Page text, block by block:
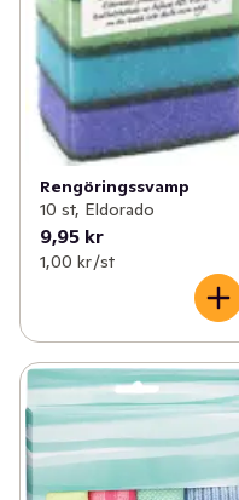
Rengöringssvamp
10 st, Eldorado
9,95 kr
1,00 kr /st